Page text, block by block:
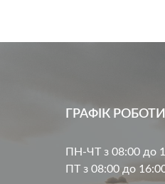
ГРАФІК РОБОТИ
ПН-ЧТ з 08:00 до
ПТ з 08:00 до